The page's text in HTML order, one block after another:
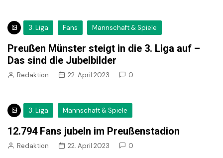
3. Liga Fans Mannschaft & Spiele
Preußen Münster steigt in die 3. Liga auf –
Das sind die Jubelbilder
Redaktion 22. April 2023 0
3. Liga Mannschaft & Spiele
12.794 Fans jubeln im Preußenstadion
Redaktion 22. April 2023 0